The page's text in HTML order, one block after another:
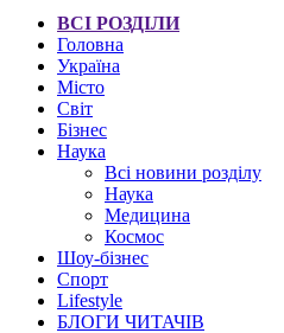
ВСІ РОЗДІЛИ
Головна
Україна
Місто
Світ
Бізнес
Наука
Всі новини розділу
Наука
Медицина
Космос
Шоу-бізнес
Спорт
Lifestyle
БЛОГИ ЧИТАЧІВ